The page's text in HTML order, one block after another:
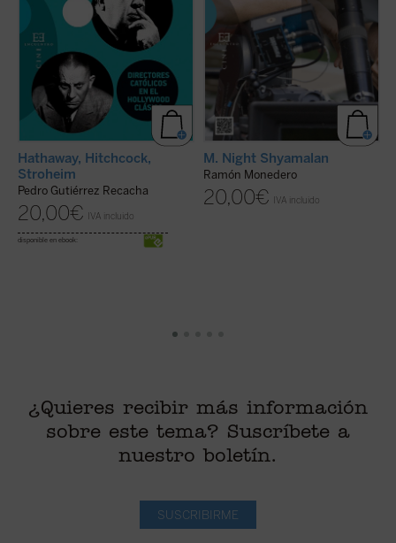
Hathaway, Hitchcock,
Stroheim
Pedro Gutiérrez Recacha
20,00€ IVA incluido
disponible en ebook:
M. Night Shyamalan
Ramón Monedero
20,00€ IVA incluido
¿Quieres recibir más información
sobre este tema? Suscríbete a
nuestro boletín.
SUSCRIBIRME